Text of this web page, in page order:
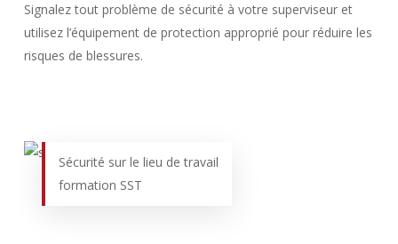
Signalez tout problème de sécurité à votre superviseur et
utilisez l’équipement de protection approprié pour réduire les
risques de blessures.
Sécurité sur le lieu de travail
formation SST